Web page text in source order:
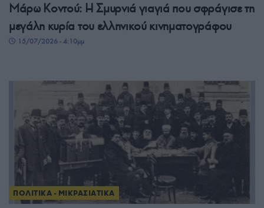
Μάρω Κοντού: Η Σμυρνιά γιαγιά που σφράγισε τη
μεγάλη κυρία του ελληνικού κινηματογράφου
15/07/2026 - 4:10μμ
ΠΟΛΙΤΙΚΑ - ΜΙΚΡΑΣΙΑΤΙΚΑ